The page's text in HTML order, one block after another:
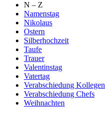
N – Z
Namenstag
Nikolaus
Ostern
Silberhochzeit
Taufe
Trauer
Valentinstag
Vatertag
Verabschiedung Kollegen
Verabschiedung Chefs
Weihnachten